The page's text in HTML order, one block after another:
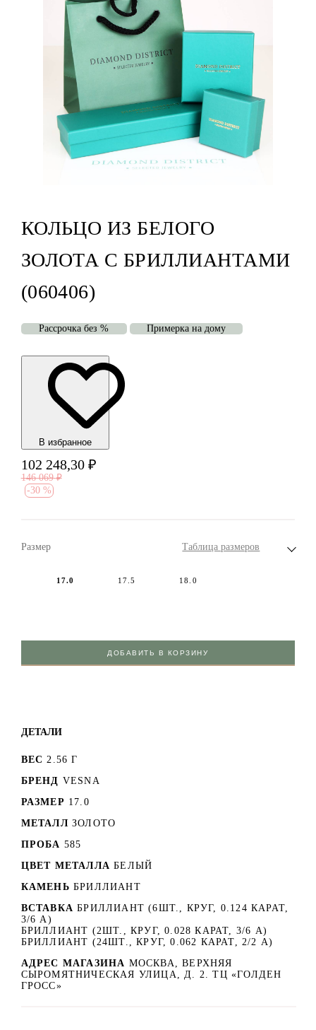
КОЛЬЦО ИЗ БЕЛОГО
ЗОЛОТА С БРИЛЛИАНТАМИ
(060406)
Рассрочка без % Примерка на дому
В избранноe
102 248,30 ₽
146 069 ₽
-30 %
Размер Таблица размеров
17.0 17.5 18.0
ДОБАВИТЬ В КОРЗИНУ
ДЕТАЛИ
ВЕС 2.56 Г
БРЕНД VESNA
РАЗМЕР 17.0
МЕТАЛЛ ЗОЛОТО
ПРОБА 585
ЦВЕТ МЕТАЛЛА БЕЛЫЙ
КАМЕНЬ БРИЛЛИАНТ
ВСТАВКА БРИЛЛИАНТ (6ШТ., КРУГ, 0.124 КАРАТ,
3/6 А)
БРИЛЛИАНТ (2ШТ., КРУГ, 0.028 КАРАТ, 3/6 А)
БРИЛЛИАНТ (24ШТ., КРУГ, 0.062 КАРАТ, 2/2 А)
АДРЕС МАГАЗИНА МОСКВА, ВЕРХНЯЯ
СЫРОМЯТНИЧЕСКАЯ УЛИЦА, Д. 2. ТЦ «ГОЛДЕН
ГРОСС»